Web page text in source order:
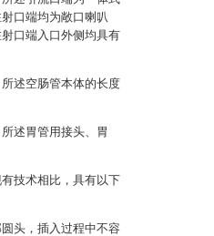
口端均为敞口喇叭
口端入口外侧均具有
述空肠管本体的长度
述胃管用接头、胃
技术相比，具有以下
头，插入过程中不容